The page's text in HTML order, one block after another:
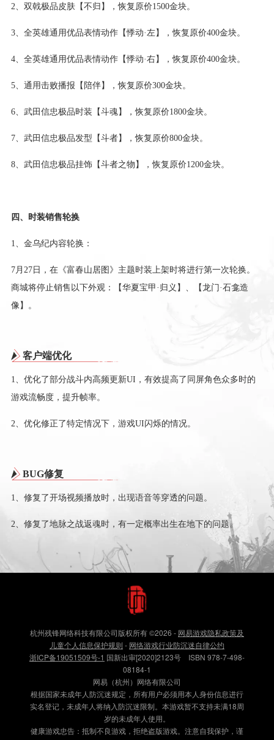
2、双戟极品皮肤【不归】，恢复原价1500金块。
3、全英雄通用优品表情动作【悸动·左】，恢复原价400金块。
4、全英雄通用优品表情动作【悸动·右】，恢复原价400金块。
5、通用击败播报【陪伴】，恢复原价300金块。
6、武田信忠极品时装【斗魂】，恢复原价1800金块。
7、武田信忠极品发型【斗者】，恢复原价800金块。
8、武田信忠极品挂饰【斗者之物】，恢复原价1200金块。
四、时装销售轮换
1、金乌纪内容轮换：
7月27日，在《富春山居图》主题时装上架时将进行第一次轮换。
商城将停止销售以下外观：【华夏宝甲·归义】、【龙门·石龛造
像】。
客户端优化
1、优化了部分战斗内高频更新UI，有效提高了同屏角色众多时的
游戏流畅度，提升帧率。
2、优化修正了特定情况下，游戏UI闪烁的情况。
BUG修复
1、修复了开场视频播放时，出现语音等穿透的问题。
2、修复了地脉之战返魂时，有一定概率出生在地下的问题。
杭州残锋网络科技有限公司版权所有©2026 - 网易游戏隐私政策及
儿童个人信息保护规则- 网络游戏行业防沉迷自律公约
浙ICP备19051509号-1 国新出审[2020]2123号 ISBN 978-7-498-
08184-1
网易（杭州）网络有限公司
根据国家未成年人防沉迷规定，所有用户必须用本人身份信息进行
实名登记，未成年人将纳入防沉迷限制。本游戏暂不支持未满18周
岁的未成年人使用。
健康游戏忠告：抵制不良游戏，拒绝盗版游戏。注意自我保护，谨